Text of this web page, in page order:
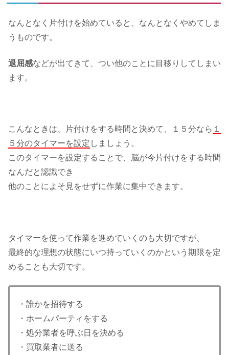
なんとなく片付けを始めていると、なんとなくやめてしま
うものです。
退屈感などが出てきて、つい他のことに目移りしてしまい
ます。
こんなときは、片付けをする時間と決めて、１５分なら １
５分のタイマーを設定 しましょう。
このタイマーを設定することで、脳が今片付けをする時間
なんだと認識でき
他のことによそ見をせずに作業に集中できます。
タイマーを使って作業を進めていくのも大切ですが、
最終的な理想の状態にいつ持っていくのかという期限を定
めることも大切です。
・誰かを招待する
・ホームパーティをする
・処分業者を呼ぶ日を決める
・買取業者に送る